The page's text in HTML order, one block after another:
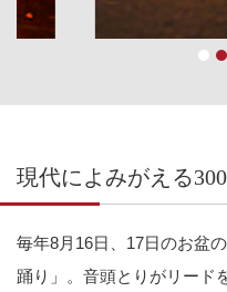
現代によみがえる
毎年8月16日、17日のお盆
踊り」。音頭とりがリード